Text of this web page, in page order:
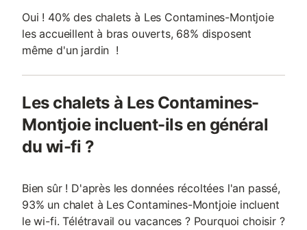
Oui ! 40% des chalets à Les Contamines-Montjoie
les accueillent à bras ouverts, 68% disposent
même d'un jardin !
Les chalets à Les Contamines-
Montjoie incluent-ils en général
du wi-fi ?
Bien sûr ! D'après les données récoltées l'an passé,
93% un chalet à Les Contamines-Montjoie incluent
le wi-fi. Télétravail ou vacances ? Pourquoi choisir ?